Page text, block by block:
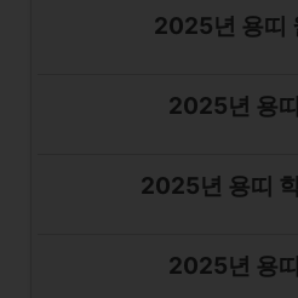
2025년 용띠
2025년 용
2025년 용띠
2025년 용